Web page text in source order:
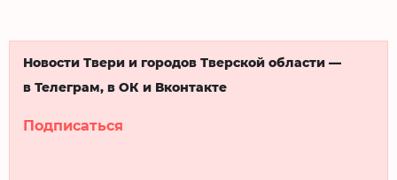
Новости Твери и городов Тверской области —
в Телеграм, в ОК и Вконтакте
Подписаться